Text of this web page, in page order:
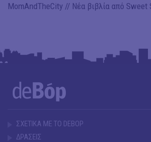
MomAndTheCity // Νέα βιβλία από Sweet
ΣΧΕΤΙΚΑ ΜΕ ΤΟ DEBOP
ΔΡΑΣΕΙΣ